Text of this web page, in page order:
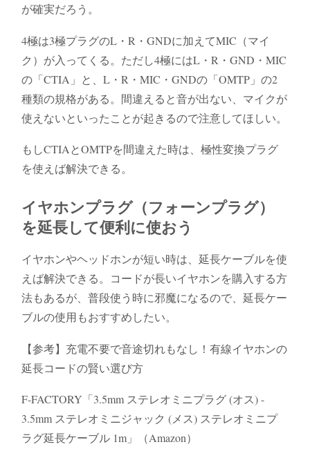
が確実だろう。
4極は3極プラグのL・R・GNDに加えてMIC（マイ
ク）が入ってくる。ただし4極にはL・R・GND・MIC
の「CTIA」と、L・R・MIC・GNDの「OMTP」の2
種類の規格がある。間違えると音が出ない、マイクが
使えないといったことが起きるので注意してほしい。
もしCTIAとOMTPを間違えた時は、極性変換プラグ
を使えば解決できる。
イヤホンプラグ（フォーンプラグ）
を延長して便利に使おう
イヤホンやヘッドホンが短い時は、延長ケーブルを使
えば解決できる。コードが長いイヤホンを購入する方
法もあるが、普段使う時に邪魔になるので、延長ケー
ブルの使用もおすすめしたい。
【参考】充電不要で音途切れもなし！有線イヤホンの
延長コードの賢い選び方
F-FACTORY「3.5mm ステレオミニプラグ (オス) -
3.5mm ステレオミニジャック (メス) ステレオミニプ
ラグ延長ケーブル 1m」（Amazon）